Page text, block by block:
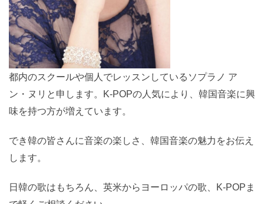
都内のスクールや個人でレッスンしているソプラノ ア
ン・ヌリと申します。K-POPの人気により、韓国音楽に
でき韓の皆さんに音楽の楽しさ、韓国音楽の魅力をお伝
日韓の歌はもちろん、英米からヨーロッパの歌、K-POP